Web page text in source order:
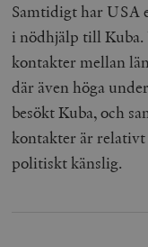
Samtidigt har USA
i nödhjälp till Kuba.
kontakter mellan
där även höga
besökt Kuba, och
kontakter är
politiskt känslig.